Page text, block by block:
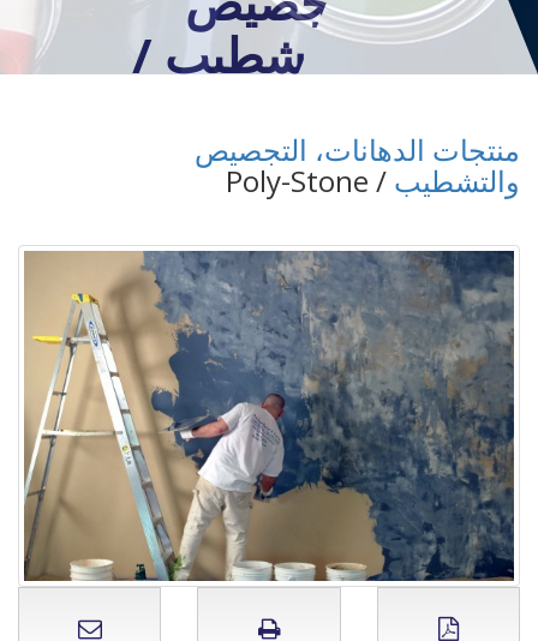
والتشطيب /
منتجات الدهانات، التجصيص
والتشطيب / Poly-Stone